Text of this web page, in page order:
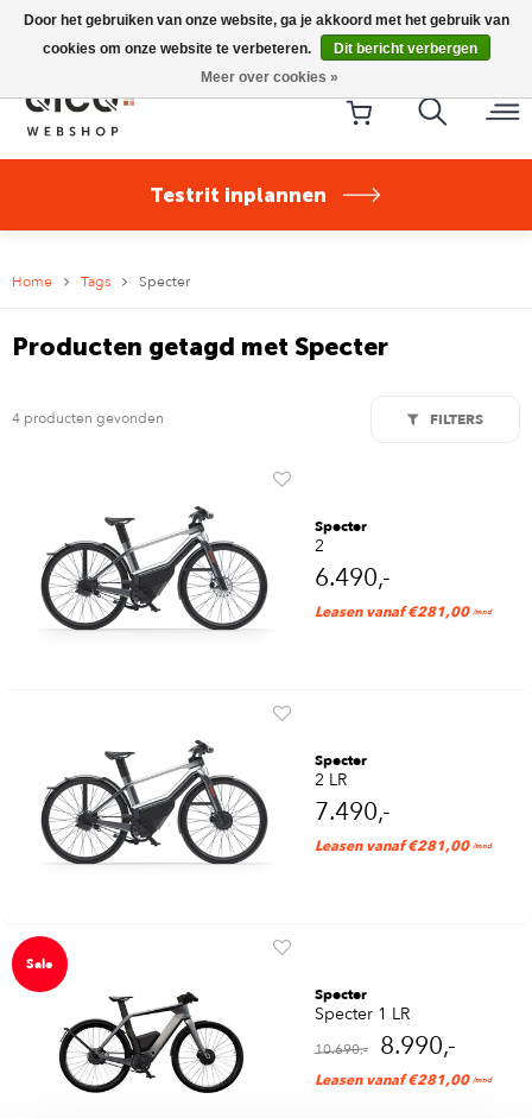
Riese & Müller Nevo5 Silent Core nu direct uit voorraad
leverbaar!
Testrit inplannen
Home Tags Specter
Producten getagd met Specter
4 producten gevonden FILTERS
Specter
2
6.490,-
Leasen vanaf €281,00 /mnd
Specter
2 LR
7.490,-
Leasen vanaf €281,00 /mnd
Sale
Specter
Specter 1 LR
10.690,- 8.990,-
Leasen vanaf €281,00 /mnd
Door het gebruiken van onze website, ga je akkoord met het gebruik van
cookies om onze website te verbeteren.
Dit bericht verbergen
Meer over cookies »